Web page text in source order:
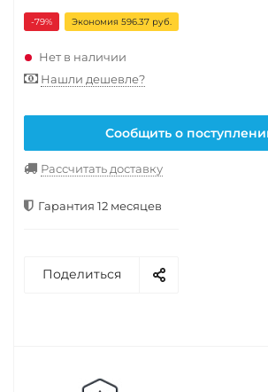
-79% Экономия 596.37 руб.
Нет в наличии
Нашли дешевле?
Сообщить о
Рассчитать доставку
Гарантия 12 месяцев
Поделиться